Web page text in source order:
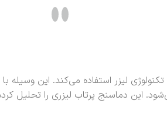
لیزر استفاده می‌کند. این
این دماسنج پرتاب لیزری را تحلیل